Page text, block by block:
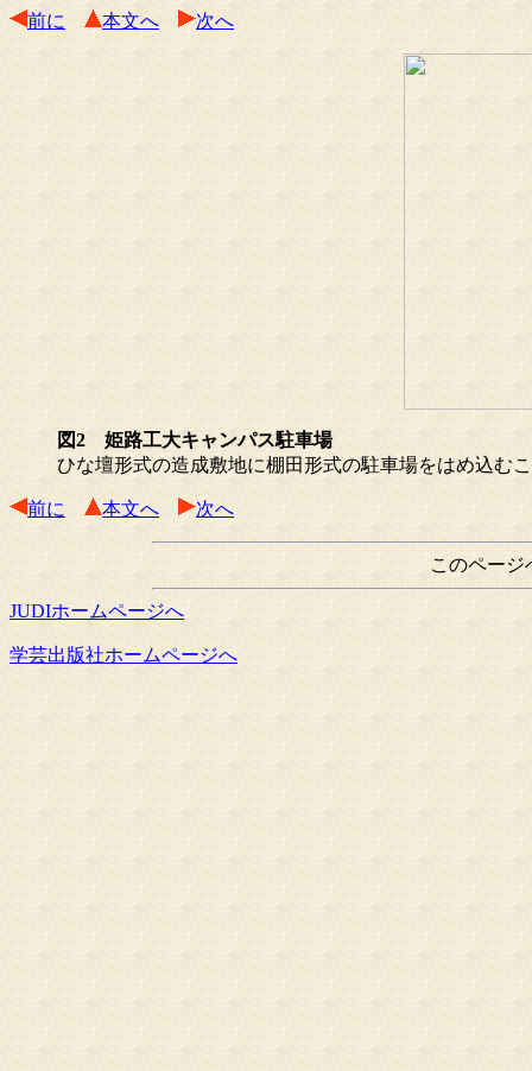
前に 本文へ 次へ
図2 姫路工大キャンパス駐車場
ひな壇形式の造成敷地に棚田形式の駐車場をはめ込む
前に 本文へ 次へ
このページ
JUDIホームページへ
学芸出版社ホームページへ